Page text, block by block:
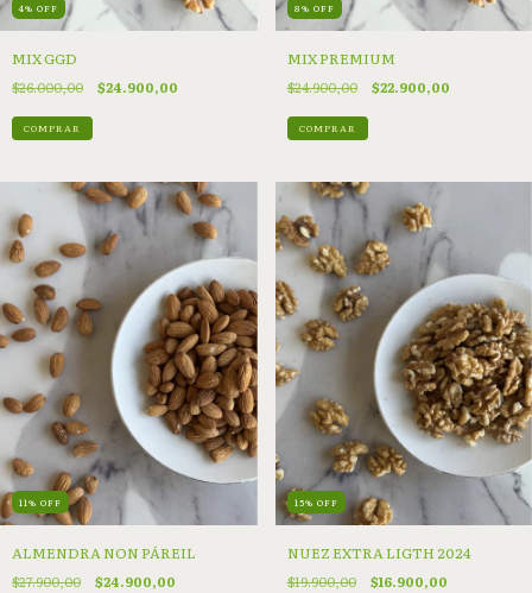
4% OFF
MIX GGD
$26.000,00 $24.900,00
COMPRAR
8% OFF
MIX PREMIUM
$24.900,00 $22.900,00
COMPRAR
11% OFF
ALMENDRA NON PÁREIL
$27.900,00 $24.900,00
15% OFF
NUEZ EXTRA LIGTH 2024
$19.900,00 $16.900,00